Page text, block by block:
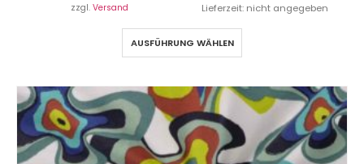
zzgl. Versand Lieferzeit: nicht angegeben
AUSFÜHRUNG WÄHLEN